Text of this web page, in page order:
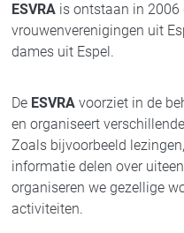
ESVRA is ontstaan in 2006
vrouwenverenigingen uit
dames uit Espel.
De ESVRA voorziet in de
en organiseert
Zoals bijvoorbeeld
informatie delen over
organiseren we gezellige
activiteiten.